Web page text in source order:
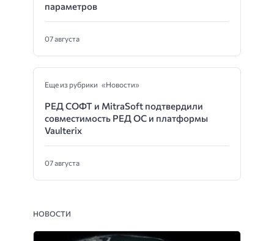
параметров
07 августа
Еще из рубрики «Новости»
РЕД СОФТ и MitraSoft подтвердили
совместимость РЕД ОС и платформы
Vaulterix
07 августа
НОВОСТИ